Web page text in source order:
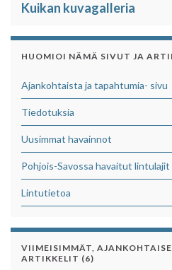
Kuikan kuvagalleria
HUOMIOI NÄMÄ SIVUT JA
Ajankohtaista ja tapahtumia- sivu
Tiedotuksia
Uusimmat havainnot
Pohjois-Savossa havaitut lintulajit
Lintutietoa
VIIMEISIMMÄT,
ARTIKKELIT (6)